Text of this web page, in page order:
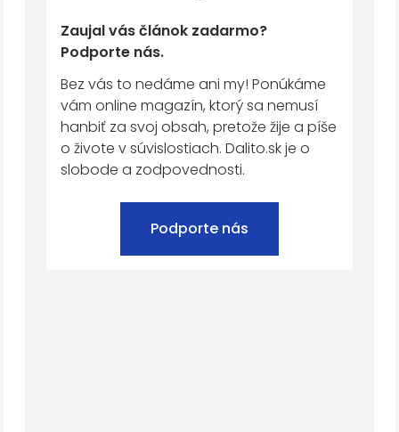
Zaujal vás článok zadarmo?
Podporte nás.
Bez vás to nedáme ani my! Ponúkáme
vám online magazín, ktorý sa nemusí
hanbiť za svoj obsah, pretože žije a píše
o živote v súvislostiach. Dalito.sk je o
slobode a zodpovednosti.
Podporte nás